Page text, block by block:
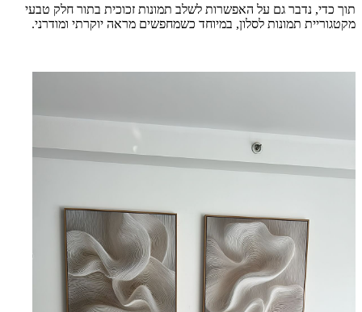
תוך כדי, נדבר גם על האפשרות לשלב תמונות זכוכית בתור חלק טבעי
מקטגוריית תמונות לסלון, במיוחד כשמחפשים מראה יוקרתי ומודרני.